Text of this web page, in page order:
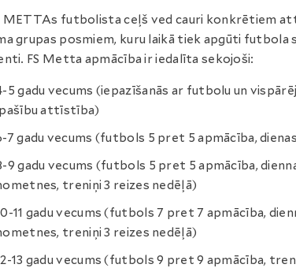
METTAs futbolista ceļš ved cauri konkrētiem
grupas posmiem, kuru laikā tiek apgūti futbola
FS Metta apmācība ir iedalīta sekojoši:
5 gadu vecums (iepazīšanās ar futbolu un
attīstība)
7 gadu vecums (futbols 5 pret 5 apmācība,
9 gadu vecums (futbols 5 pret 5 apmācība,
treniņi 3 reizes nedēļā)
11 gadu vecums (futbols 7 pret 7 apmācība,
treniņi 3 reizes nedēļā)
13 gadu vecums (futbols 9 pret 9 apmācība,